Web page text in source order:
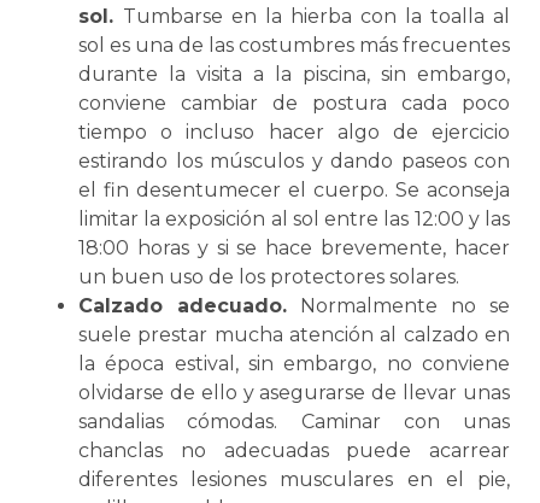
sol. Tumbarse en la hierba con la toalla al
sol es una de las costumbres más frecuentes
durante la visita a la piscina, sin embargo,
conviene cambiar de postura cada poco
tiempo o incluso hacer algo de ejercicio
estirando los músculos y dando paseos con
el fin desentumecer el cuerpo. Se aconseja
limitar la exposición al sol entre las 12:00 y las
18:00 horas y si se hace brevemente, hacer
un buen uso de los protectores solares.
Calzado adecuado. Normalmente no se
suele prestar mucha atención al calzado en
la época estival, sin embargo, no conviene
olvidarse de ello y asegurarse de llevar unas
sandalias cómodas. Caminar con unas
chanclas no adecuadas puede acarrear
diferentes lesiones musculares en el pie,